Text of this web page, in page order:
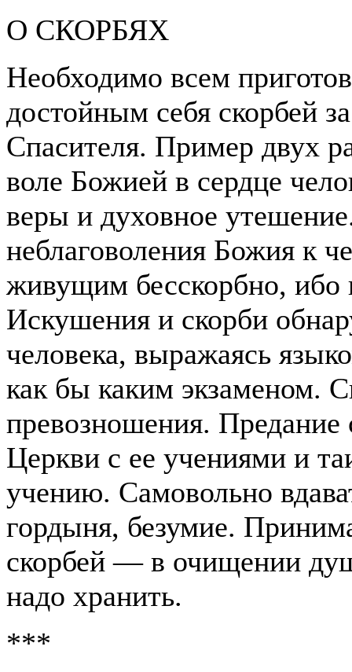
О СКОРБЯХ
Необходимо всем
достойным себя скорбей
Спасителя. Пример двух
воле Божией в сердце
веры и духовное
неблаговоления Божия к
живущим бесскорбно, ибо
Искушения и скорби
человека, выражаясь
как бы каким экзаменом.
превозношения. Предание
Церкви с ее учениями и
учению. Самовольно
гордыня, безумие.
скорбей — в очищении
надо хранить.
***